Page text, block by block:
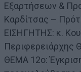
Εξαρτήσεων &
Καρδίτσας –
ΕΙΣΗΓΗΤΗΣ: κ.
Περιφερειάρχης
ΘΕΜΑ 12ο: